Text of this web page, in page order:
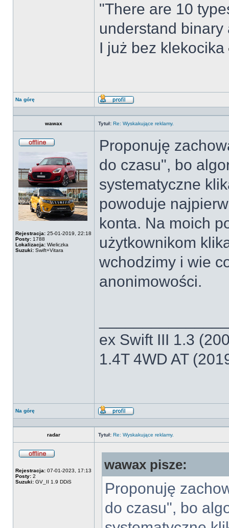
"There are 10
understand
I już bez klekocika
Na górę
Wyświetl
wawax
Tytuł: Re: Wyskakujące reklamy.
Rejestracja: 25-01-2019, 22:18
Posty: 1788
Lokalizacja: Wieliczka
Suzuki: Swift+Vitara
Proponuję
do czasu", bo
systematyczne
powoduje
konta. Na moich
użytkownikom
wchodzimy i wie
anonimowości.
ex Swift III 1.3
1.4T 4WD AT
Na górę
Wyświetl
radar
Tytuł: Re: Wyskakujące reklamy.
Rejestracja: 07-01-2023, 17:13
Posty: 2
Suzuki: GV_II 1.9 DDiS
wawax pisze:
Proponuję
do czasu", bo